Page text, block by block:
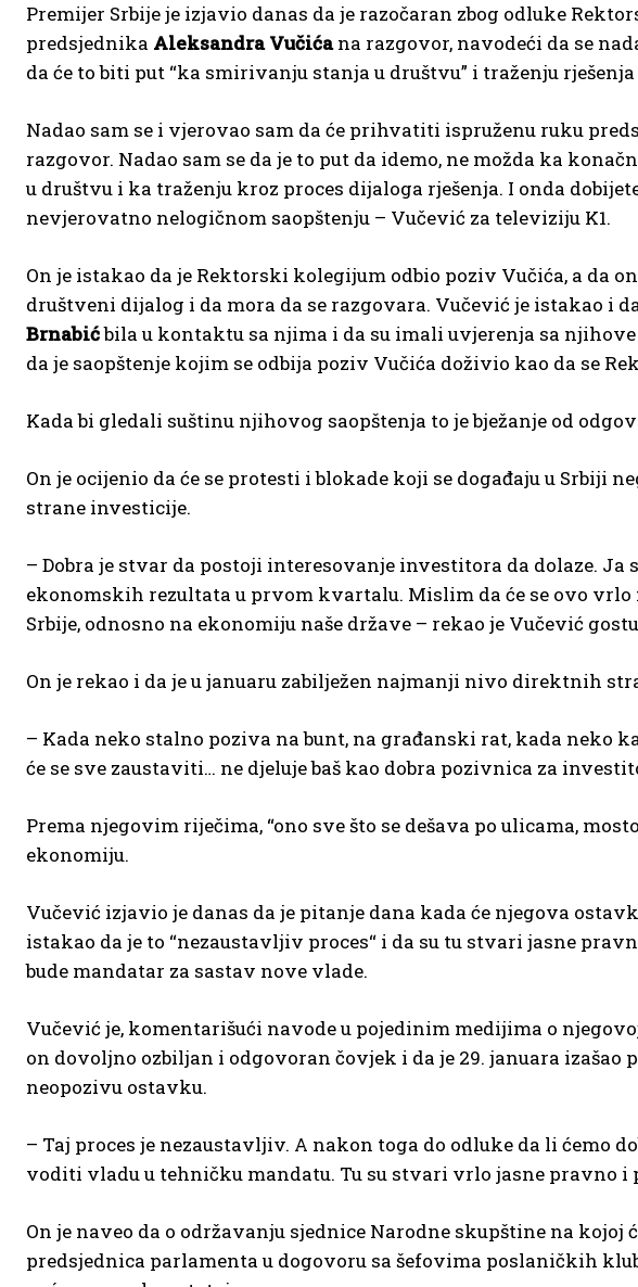
Premijer Srbije je izjavio danas da je razočaran zbog odluke
predsjednika Aleksandra Vučićana razgovor, navodeći da se
da će to biti put “ka smirivanju stanja u društvu” i traženju
Nadao sam se i vjerovao sam da će prihvatiti ispruženu ruku
razgovor. Nadao sam se da je to put da idemo, ne možda ka
u društvu i ka traženju kroz proces dijaloga rješenja. I onda
nevjerovatno nelogičnom saopštenju – Vučević za televiziju K1.
On je istakao da je Rektorski kolegijum odbio poziv Vučića, a da
društveni dijalog i da mora da se razgovara. Vučević je istakao i
Brnabićbila u kontaktu sa njima i da su imali uvjerenja sa
da je saopštenje kojim se odbija poziv Vučića doživio kao da se
Kada bi gledali suštinu njihovog saopštenja to je bježanje od
On je ocijenio da će se protesti i blokade koji se događaju u Srbiji
strane investicije.
– Dobra je stvar da postoji interesovanje investitora da dolaze. Ja
ekonomskih rezultata u prvom kvartalu. Mislim da će se ovo
Srbije, odnosno na ekonomiju naše države – rekao je Vučević
On je rekao i da je u januaru zabilježen najmanji nivo direktnih
– Kada neko stalno poziva na bunt, na građanski rat, kada neko
će se sve zaustaviti… ne djeluje baš kao dobra pozivnica za
Prema njegovim riječima, “ono sve što se dešava po ulicama,
ekonomiju.
Vučević izjavio je danas da je pitanje dana kada će njegova
istakao da je to ‘‘nezaustavljiv proces‘‘ i da su tu stvari jasne
bude mandatar za sastav nove vlade.
Vučević je, komentarišući navode u pojedinim medijima o
on dovoljno ozbiljan i odgovoran čovjek i da je 29. januara izašao
neopozivu ostavku.
– Taj proces je nezaustavljiv. A nakon toga do odluke da li ćemo
voditi vladu u tehničku mandatu. Tu su stvari vrlo jasne pravno i
On je naveo da o održavanju sjednice Narodne skupštine na
predsjednica parlamenta u dogovoru sa šefovima poslaničkih